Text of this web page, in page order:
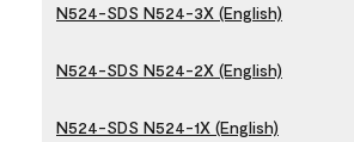
N524-SDS N524-3X (English)
N524-SDS N524-2X (English)
N524-SDS N524-1X (English)